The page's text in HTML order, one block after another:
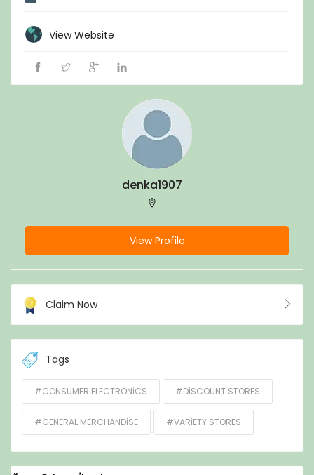
View Website
denka1907
View Profile
Claim Now
Tags
#CONSUMER ELECTRONICS #DISCOUNT STORES
#GENERAL MERCHANDISE #VARIETY STORES